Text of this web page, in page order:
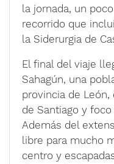
la jornada, un
recorrido que
la Siderurgia de
El final del viaje
Sahagún, una
provincia de
de Santiago y
Además del
libre para mucho
centro y